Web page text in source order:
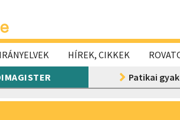
HÍREK, CIKKEK
Patikai